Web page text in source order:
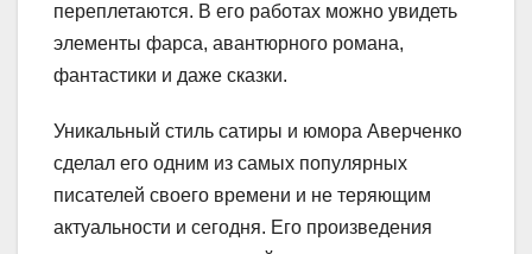
переплетаются. В его работах можно увидеть
элементы фарса, авантюрного романа,
фантастики и даже сказки.
Уникальный стиль сатиры и юмора Аверченко
сделал его одним из самых популярных
писателей своего времени и не теряющим
актуальности и сегодня. Его произведения